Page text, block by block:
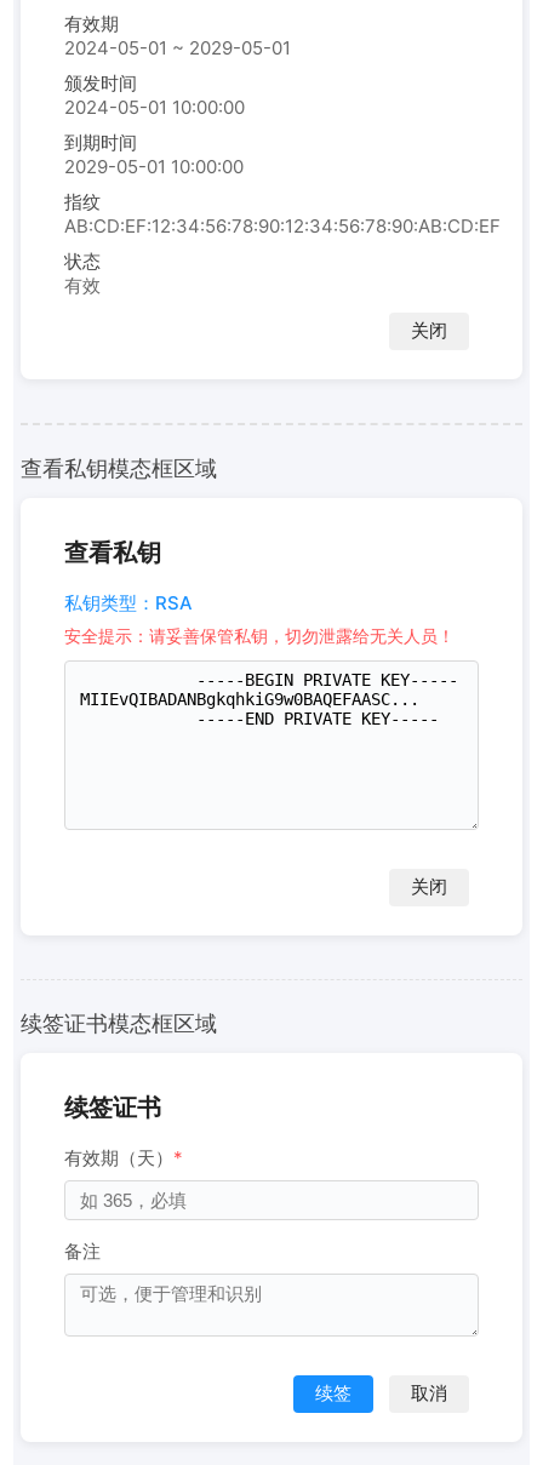
有效期
2024-05-01 ~ 2029-05-01
颁发时间
2024-05-01 10:00:00
到期时间
2029-05-01 10:00:00
指纹
AB:CD:EF:12:34:56:78:90:12:34:56:78:90:AB:CD:EF
状态
有效
关闭
查看私钥模态框区域
查看私钥
私钥类型：RSA
安全提示：请妥善保管私钥，切勿泄露给无关人员！
关闭
续签证书模态框区域
续签证书
有效期（天） *
备注
续签 取消